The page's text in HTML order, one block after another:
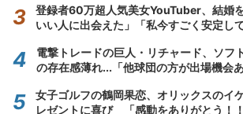
登録者60万超人気美女YouTuber、結婚
いい人に出会えた」「私今すごく安定して
電撃トレードの巨人・リチャード、ソフ
の存在感薄れ...「他球団の方が出場機会
女子ゴルフの鶴岡果恋、オリックスのイ
レゼントに喜び 「感動をありがとう！！